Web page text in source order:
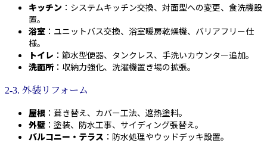
キッチン ：システムキッチン交換、対面型への変更、食洗機設
置。
浴室 ：ユニットバス交換、浴室暖房乾燥機、バリアフリー仕
様。
トイレ ：節水型便器、タンクレス、手洗いカウンター追加。
洗面所 ：収納力強化、洗濯機置き場の拡張。
2-3. 外装リフォーム
屋根 ：葺き替え、カバー工法、遮熱塗料。
外壁 ：塗装、防水工事、サイディング張替え。
バルコニー・テラス ：防水処理やウッドデッキ設置。